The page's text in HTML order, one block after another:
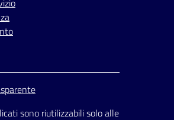
sono riutilizzabili solo alle